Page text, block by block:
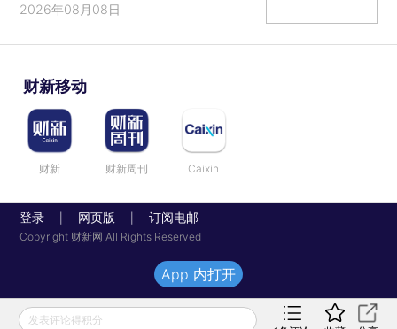
2026年08月08日
财新移动
财新 财新周刊 Caixin
登录 网页版 订阅电邮
Copyright 财新网 All Rights Reserved
发表评论得积分
App 内打开